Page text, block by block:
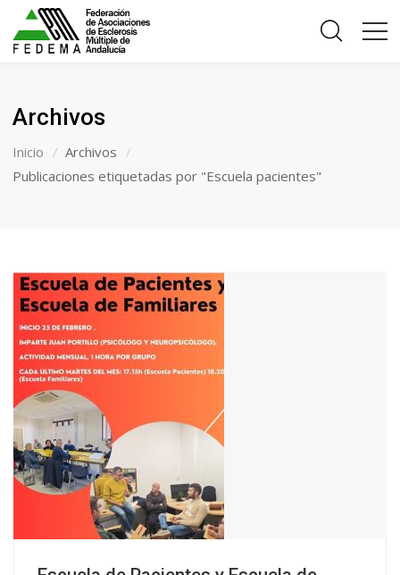
Archivos
Inicio
Archivos
Publicaciones etiquetadas por "Escuela pacientes"